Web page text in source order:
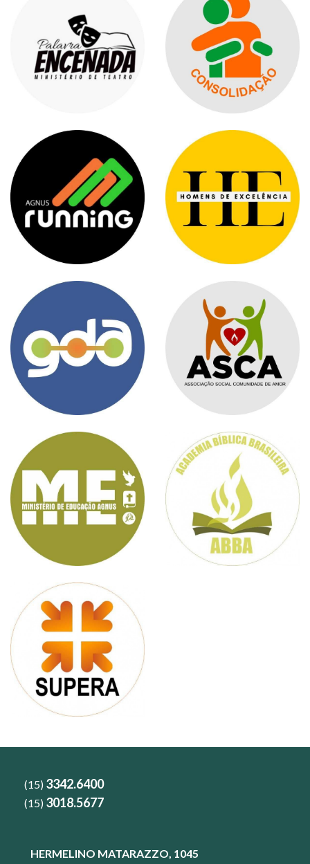
(15) 3342.6400
(15) 3018.5677
HERMELINO MATARAZZO, 1045